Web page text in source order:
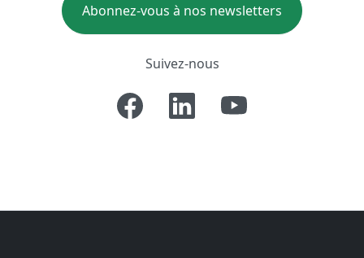
Abonnez-vous à nos newsletters
Suivez-nous